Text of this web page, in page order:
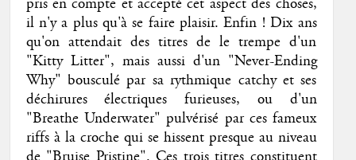
il n'y a plus qu'à se faire plaisir. Enfin ! Dix ans
qu'on attendait des titres de le trempe d'un
"Kitty Litter", mais aussi d'un "Never-Ending
Why" bousculé par sa rythmique catchy et ses
déchirures électriques furieuses, ou d'un
"Breathe Underwater" pulvérisé par ces fameux
riffs à la croche qui se hissent presque au niveau